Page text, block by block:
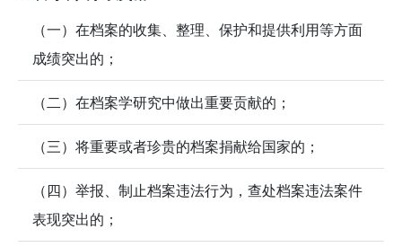
（一）在档案的收集、整理、保护和提供利用等方面
成绩突出的；
（二）在档案学研究中做出重要贡献的；
（三）将重要或者珍贵的档案捐献给国家的；
（四）举报、制止档案违法行为，查处档案违法案件
表现突出的；